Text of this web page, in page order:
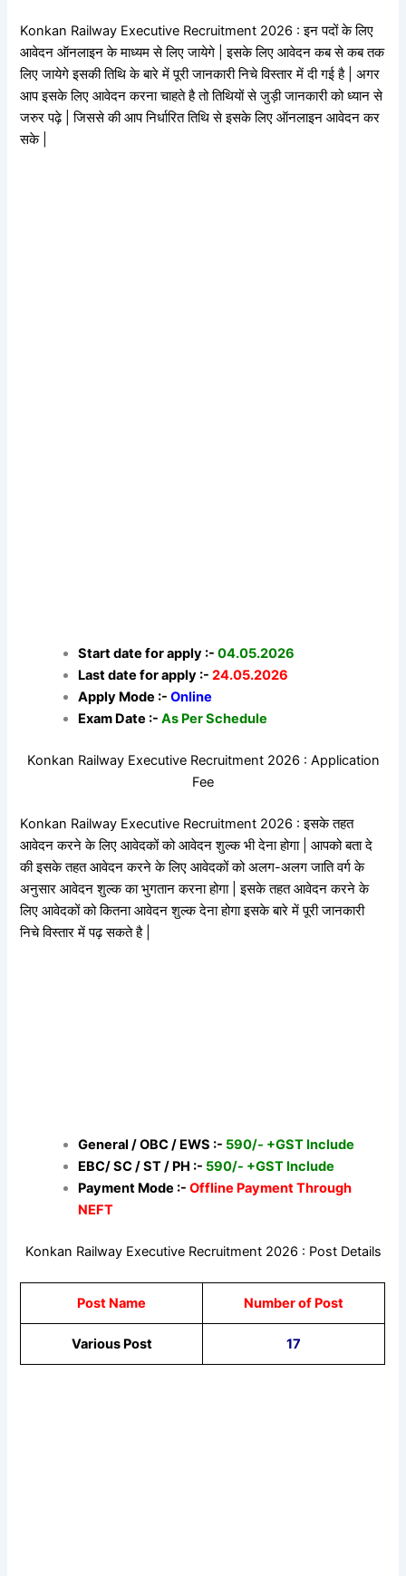
Konkan Railway Executive Recruitment 2026 : इन पदों के लिए
आवेदन ऑनलाइन के माध्यम से लिए जायेगे | इसके लिए आवेदन कब से कब तक
लिए जायेगे इसकी तिथि के बारे में पूरी जानकारी निचे विस्तार में दी गई है | अगर
आप इसके लिए आवेदन करना चाहते है तो तिथियों से जुड़ी जानकारी को ध्यान से
जरुर पढ़े | जिससे की आप निर्धारित तिथि से इसके लिए ऑनलाइन आवेदन कर
सके |
Start date for apply :-04.05.2026
Last date for apply :-24.05.2026
Apply Mode :-Online
Exam Date :-As Per Schedule
Konkan Railway Executive Recruitment 2026 : Application
Fee
Konkan Railway Executive Recruitment 2026 : इसके तहत
आवेदन करने के लिए आवेदकों को आवेदन शुल्क भी देना होगा | आपको बता दे
की इसके तहत आवेदन करने के लिए आवेदकों को अलग-अलग जाति वर्ग के
अनुसार आवेदन शुल्क का भुगतान करना होगा | इसके तहत आवेदन करने के
लिए आवेदकों को कितना आवेदन शुल्क देना होगा इसके बारे में पूरी जानकारी
निचे विस्तार में पढ़ सकते है |
General / OBC / EWS :- 590/- +GST Include
EBC/ SC / ST / PH :- 590/- +GST Include
Payment Mode :-Offline Payment Through
NEFT
Konkan Railway Executive Recruitment 2026 : Post Details
Post Name Number of Post
Various Post 17